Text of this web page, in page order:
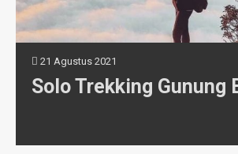
21 Agustus 2021
Solo Trekking Gunung